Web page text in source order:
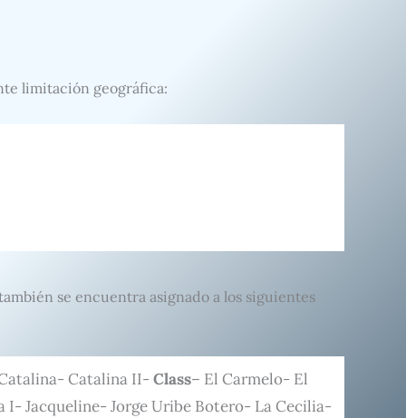
limitación geográfica:
se encuentra asignado a los siguientes
Catalina II- Class– El Carmelo- El
I- Jacqueline- Jorge Uribe Botero- La Cecilia-